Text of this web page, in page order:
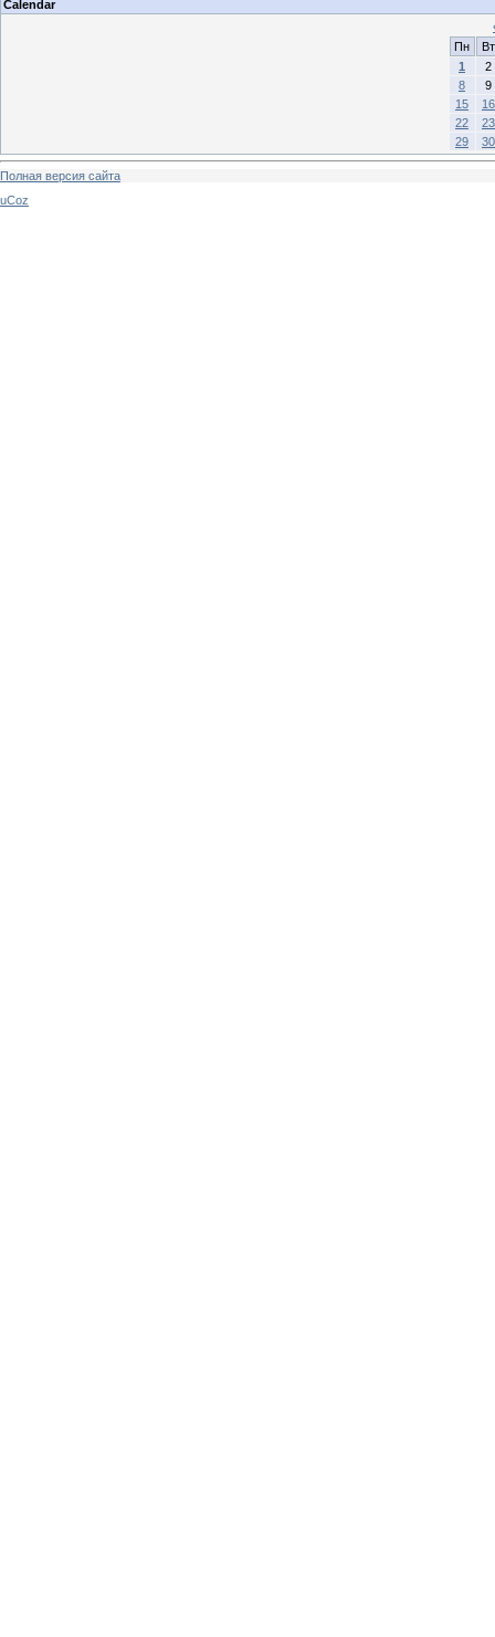
Calendar
Пн
Вт
1
2
8
9
15
16
22
23
29
30
Полная версия сайта
uCoz